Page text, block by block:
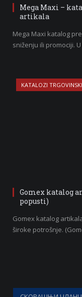
Mega Maxi –
artikala
Mega Maxi katalog
sniženju ili promociji.
KATALOZI
Gomex katalog
popusti)
Gomex katalog
široke potrošnje.